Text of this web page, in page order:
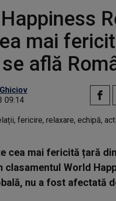
mai
află
09:14
cea mai fericită țară
clasamentul World
nu a fost afectată